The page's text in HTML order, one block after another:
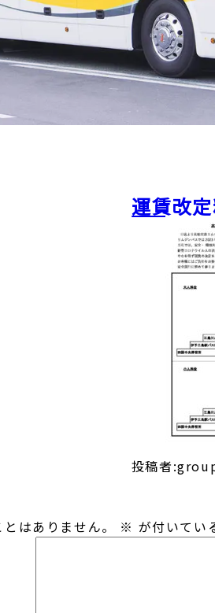
運賃改
投稿者
はありません。 ※ が付いてい